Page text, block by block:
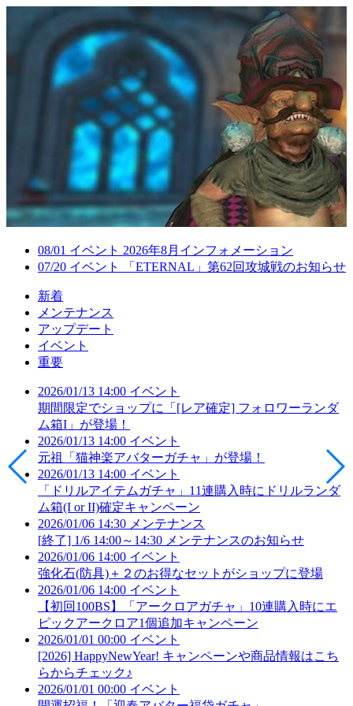
08/01 イベント 2026年8月インフォメーション
07/20 イベント 「ETERNAL」第62回攻城戦のお知らせ
新着
メンテナンス
アップデート
イベント
重要
2026/01/13 14:00 イベント
期間限定でショップに「[レア確定] フォロワーランダ
ム箱I」が登場！
2026/01/13 14:00 イベント
元祖「猫神楽アバターガチャ」が登場！
2026/01/13 14:00 イベント
「ドリルアイテムガチャ」11連購入時にドリルランダ
ム箱(I or II)確定キャンペーン
2026/01/06 14:30 メンテナンス
[終了] 1/6 14:00～14:30 メンテナンスのお知らせ
2026/01/06 14:00 イベント
強化石(防具)＋２のお得なセットがショップに登場
2026/01/06 14:00 イベント
【初回100BS】「アークロアガチャ」10連購入時にエ
ピックアークロア1個追加キャンペーン
2026/01/01 00:00 イベント
[2026] HappyNewYear! キャンペーンや商品情報はこち
らからチェック♪
2026/01/01 00:00 イベント